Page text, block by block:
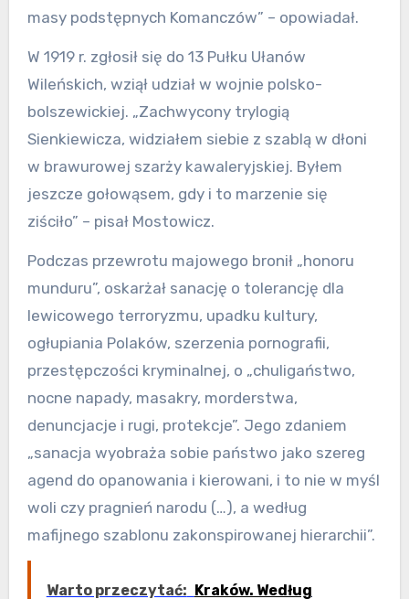
masy podstępnych Komanczów” – opowiadał.
W 1919 r. zgłosił się do 13 Pułku Ułanów
Wileńskich, wziął udział w wojnie polsko-
bolszewickiej. „Zachwycony trylogią
Sienkiewicza, widziałem siebie z szablą w dłoni
w brawurowej szarży kawaleryjskiej. Byłem
jeszcze gołowąsem, gdy i to marzenie się
ziściło” – pisał Mostowicz.
Podczas przewrotu majowego bronił „honoru
munduru”, oskarżał sanację o tolerancję dla
lewicowego terroryzmu, upadku kultury,
ogłupiania Polaków, szerzenia pornografii,
przestępczości kryminalnej, o „chuligaństwo,
nocne napady, masakry, morderstwa,
denuncjacje i rugi, protekcje”. Jego zdaniem
„sanacja wyobraża sobie państwo jako szereg
agend do opanowania i kierowani, i to nie w myśl
woli czy pragnień narodu (…), a według
mafijnego szablonu zakonspirowanej hierarchii”.
Warto przeczytać: Kraków. Według